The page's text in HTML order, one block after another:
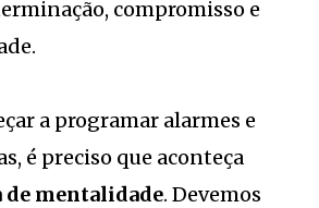
compromisso e
a programar alarmes e
é preciso que aconteça
de mentalidade. Devemos